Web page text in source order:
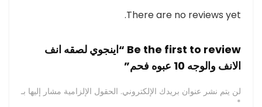
There are no reviews yet.
Be the first to review “اينجوي لصقه انف
الانف والوجه 10 عبوه فحم”
لن يتم نشر عنوان بريدك الإلكتروني. الحقول الإلزامية مشار إليها بـ
*